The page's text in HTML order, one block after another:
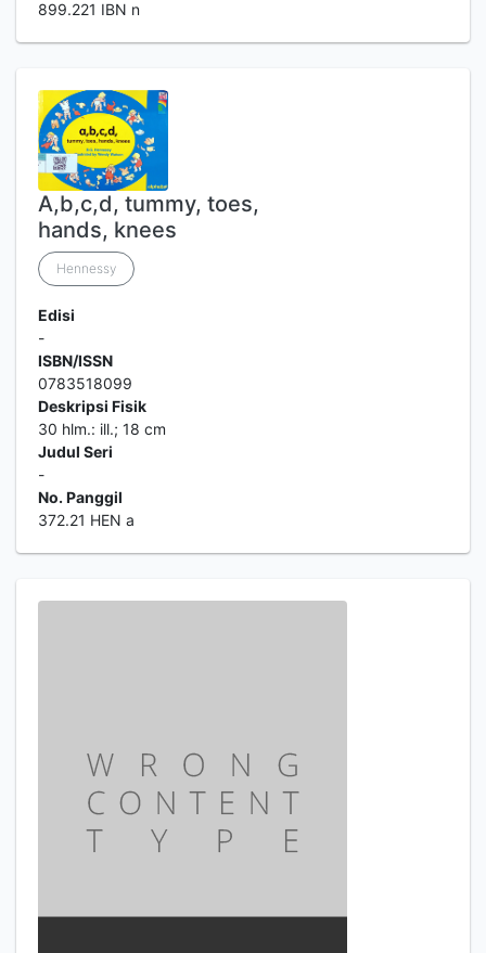
899.221 IBN n
A,b,c,d, tummy, toes,
hands, knees
Hennessy
Edisi
-
ISBN/ISSN
0783518099
Deskripsi Fisik
30 hlm.: ill.; 18 cm
Judul Seri
-
No. Panggil
372.21 HEN a